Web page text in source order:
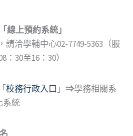
線上預約系統」
洽學輔中心02-7749-5363（服
30至16：30）
校務行政入口 」 ⇒學務相關系
系統